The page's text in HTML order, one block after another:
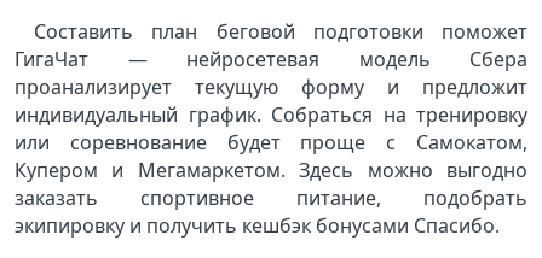
Составить план беговой подготовки поможет
ГигаЧат — нейросетевая модель Сбера
проанализирует текущую форму и предложит
индивидуальный график. Собраться на тренировку
или соревнование будет проще с Самокатом,
Купером и Мегамаркетом. Здесь можно выгодно
заказать спортивное питание, подобрать
экипировку и получить кешбэк бонусами Спасибо.